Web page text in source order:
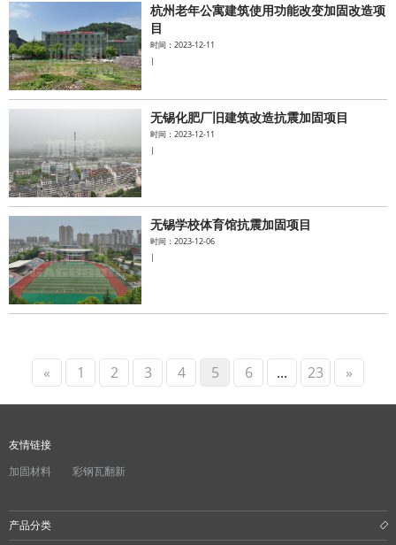
杭州老年公寓建筑使用功能改变加固改造项
目
时间：2023-12-11
|
无锡化肥厂旧建筑改造抗震加固项目
时间：2023-12-11
|
无锡学校体育馆抗震加固项目
时间：2023-12-06
|
« 1 2 3 4 5 6 ... 23 »
友情链接
加固材料
彩钢瓦翻新
产品分类